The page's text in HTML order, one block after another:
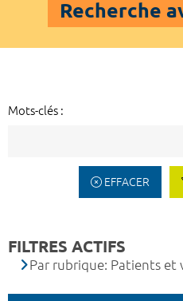
Recherche
Mots-clés :
EFFACER
FILTRES ACTIFS
Par rubrique: Patients et